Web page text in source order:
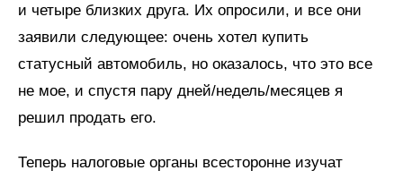
и четыре близких друга. Их опросили, и все они
заявили следующее: очень хотел купить
статусный автомобиль, но оказалось, что это все
не мое, и спустя пару дней/недель/месяцев я
решил продать его.
Теперь налоговые органы всесторонне изучат